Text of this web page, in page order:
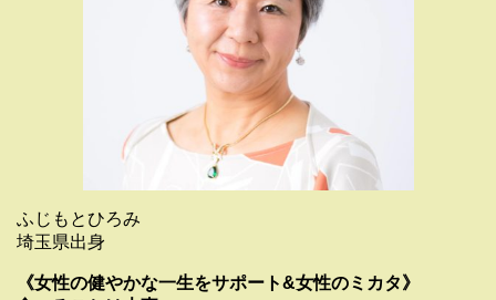
ふじもとひろみ
埼玉県出身
《女性の健やかな一生をサポート&女性のミカタ》